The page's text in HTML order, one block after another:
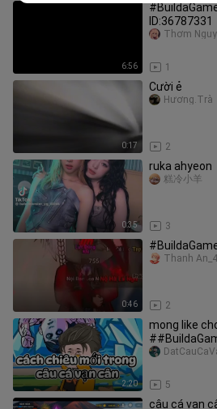
6:56
ID:36787331
1
Thơm
0:17
Cười ẻ
2
Hương.Trà
0:35
ruka ahyeon
3
糕冷小羊
0:46 2
Thanh
2:20
mong like
5
câu cá vạn